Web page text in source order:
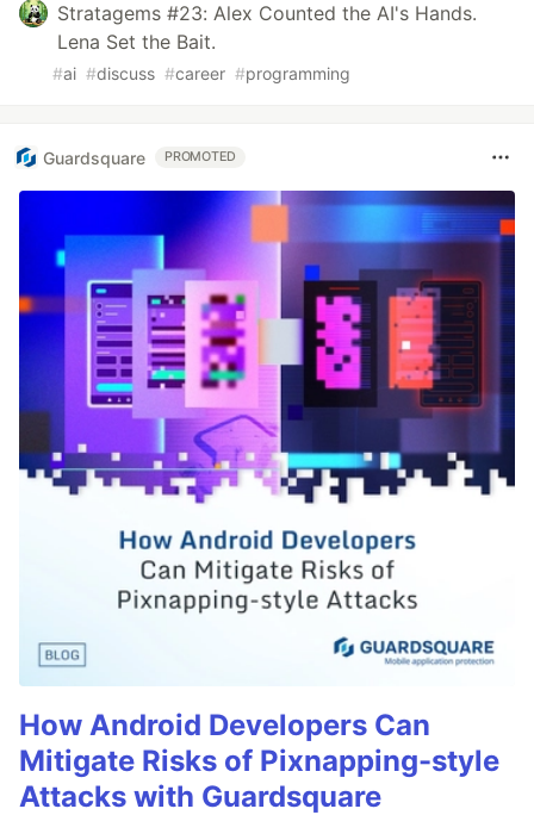
Stratagems #23: Alex Counted the AI's Hands.
Lena Set the Bait.
#ai #discuss #career #programming
Guardsquare PROMOTED
How Android Developers Can
Mitigate Risks of Pixnapping-style
Attacks with Guardsquare